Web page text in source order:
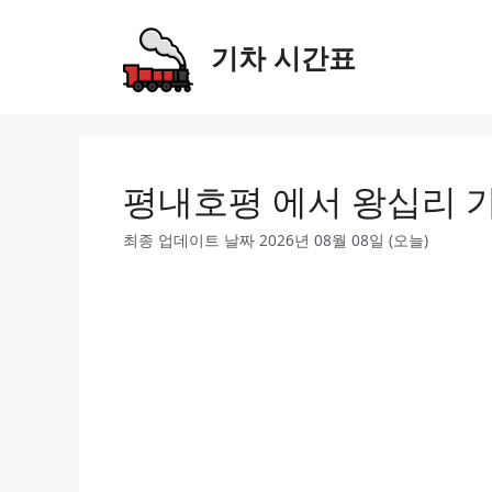
기차 시간표
평내호평 에서 왕십리
최종 업데이트 날짜 2026년 08월 08일 (오늘)